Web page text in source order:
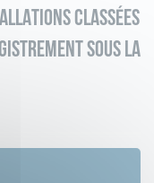
CLASSÉES
SOUS LA